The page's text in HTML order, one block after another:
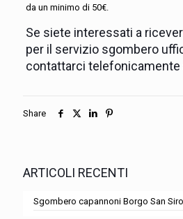
da un minimo di 50€.
Se siete interessati a
per il servizio sgombero
contattarci telefonicamente
Share
ARTICOLI RECENTI
Sgombero capannoni Borgo San Siro